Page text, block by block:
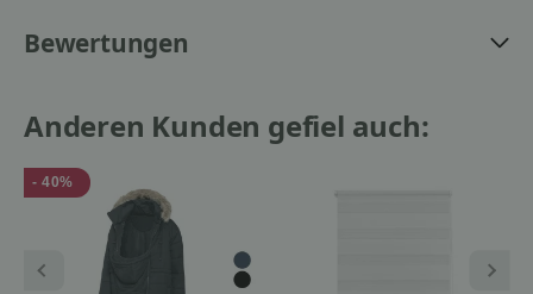
Bewertungen
Anderen Kunden gefiel auch:
- 40%